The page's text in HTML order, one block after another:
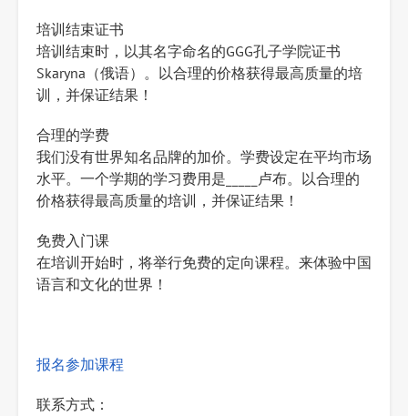
培训结束证书
培训结束时，以其名字命名的GGG孔子学院证书
Skaryna（俄语）。以合理的价格获得最高质量的培
训，并保证结果！
合理的学费
我们没有世界知名品牌的加价。学费设定在平均市场
水平。一个学期的学习费用是_____卢布。以合理的
价格获得最高质量的培训，并保证结果！
免费入门课
在培训开始时，将举行免费的定向课程。来体验中国
语言和文化的世界！
报名参加课程
联系方式：